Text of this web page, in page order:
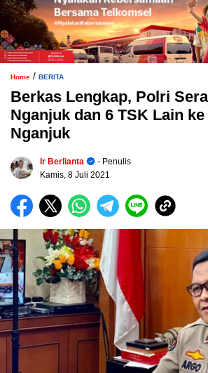
Home / BERITA
Berkas Lengkap, Polri
Nganjuk dan 6 TSK Lain
Nganjuk
Ir Berlianta
- Penulis
Kamis, 8 Juli 2021